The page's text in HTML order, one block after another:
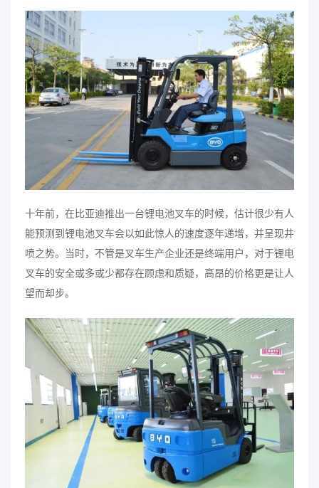
十年前，在比亚迪推出一台锂电池叉车的时候，估计很少有人
能预测到锂电池叉车会以如此惊人的速度逐年递增，并呈现井
喷之势。当时，不管是叉车生产企业还是终端用户，对于锂电
叉车的安全或多或少都存在顾虑和质疑，高昂的价格更是让人
望而却步。